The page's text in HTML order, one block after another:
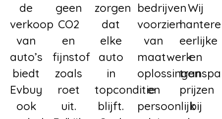
de
verkoop
van
auto’s
biedt
Evbuy
ook
geen
CO2
en
fijnstof
zoals
roet
uit.
zorgen
dat
elke
auto
in
topconditie
blijft.
bedrijven
voorzien
van
maatwerk
oplossingen
en
persoonlijk
Wij
eerlijke
en
prijzen
bij